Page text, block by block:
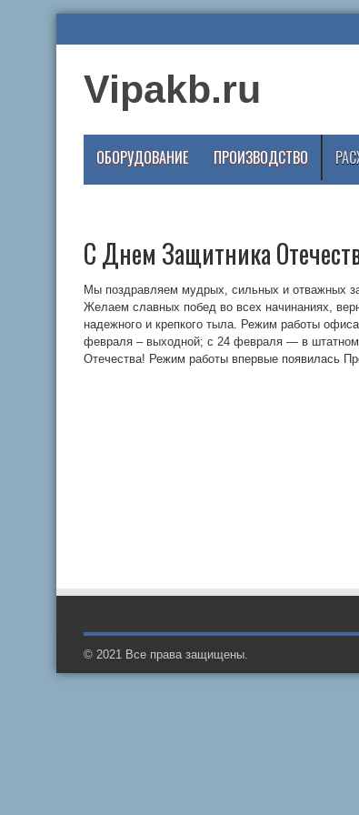
Vipakb.ru
ОБОРУДОВАНИЕ ПРОИЗВОДСТВО
С Днем Защитника
Мы поздравляем мудрых, сильных и отважных
Желаем славных побед во всех начинаниях,
надежного и крепкого тыла. Режим работы
февраля – выходной; с 24 февраля — в
Отечества! Режим работы впервые появилась
© 2021 Все права защищены.